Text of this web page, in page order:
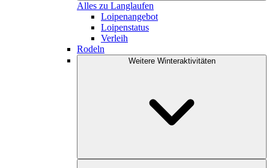
Alles zu Langlaufen
Loipenangebot
Loipenstatus
Verleih
Rodeln
Weitere Winteraktivitäten